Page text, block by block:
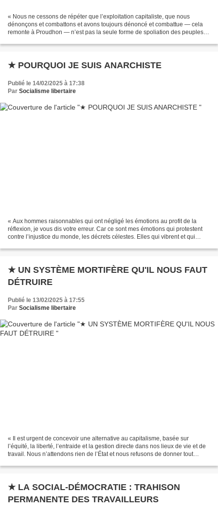
« Nous ne cessons de répéter que l’exploitation capitaliste, que nous
dénonçons et combattons et avons toujours dénoncé et combattue — cela
remonte à Proudhon — n’est pas la seule forme de spoliation des peuples,
★ POURQUOI JE SUIS ANARCHISTE
Publié le 14/02/2025 à 17:38
Par Socialisme libertaire
« Aux hommes raisonnables qui ont négligé les émotions au profit de la
réflexion, je vous dis votre erreur. Car ce sont mes émotions qui protestent
contre l’injustice du monde, les décrets célestes. Elles qui vibrent et qui
★ UN SYSTÈME MORTIFÈRE QU'IL NOUS FAUT
DÉTRUIRE
Publié le 13/02/2025 à 17:55
Par Socialisme libertaire
« Il est urgent de concevoir une alternative au capitalisme, basée sur
l’équité, la liberté, l’entraide et la gestion directe dans nos lieux de vie et de
travail. Nous n’attendons rien de l’État et nous refusons de donner tout
★ LA SOCIAL-DÉMOCRATIE : TRAHISON
PERMANENTE DES TRAVAILLEURS